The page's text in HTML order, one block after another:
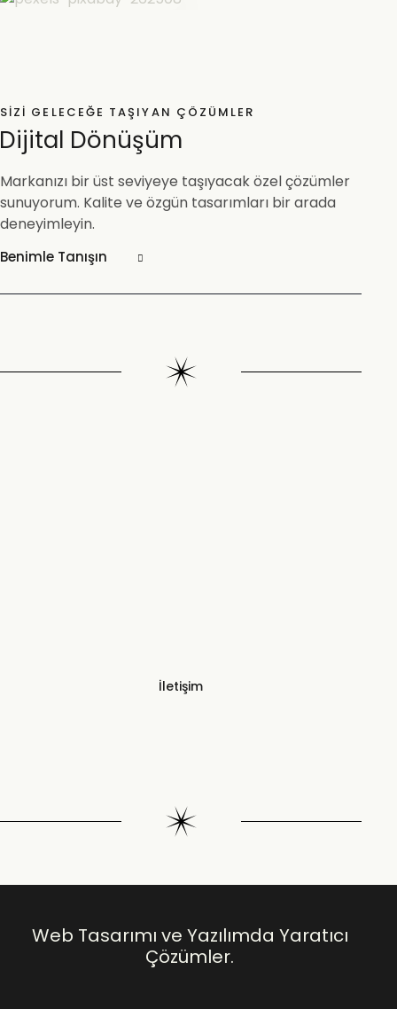
SIZI GELECEĞE TAŞIYAN ÇÖZÜMLER
Dijital Dönüşüm
Markanızı bir üst seviyeye taşıyacak özel çözümler
sunuyorum. Kalite ve özgün tasarımları bir arada
deneyimleyin.
Benimle Tanışın
İletişim
Web Tasarımı ve Yazılımda Yaratıcı
Çözümler.